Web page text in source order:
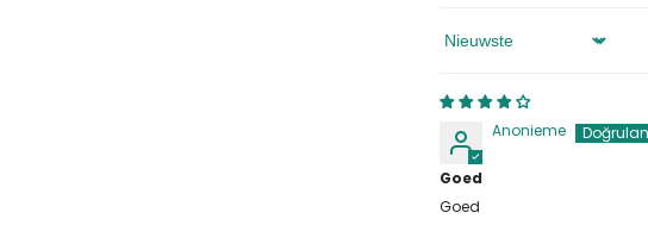
Sorteren Op
Anonieme
Goed
Goed